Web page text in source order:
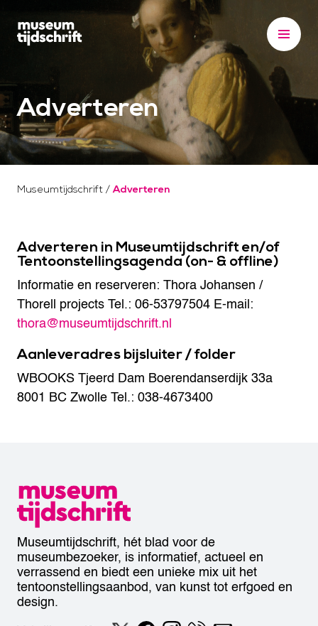
t
o
c
o
n
Adverteren
Museumtijdschrift /Adverteren
Adverteren in Museumtijdschrift en/of
Tentoonstellingsagenda (on- & offline)
Informatie en reserveren: Thora Johansen /
Thorell projectsTel.: 06-53797504 E-mail:
thora@museumtijdschrift.nl
Aanleveradres bijsluiter / folder
WBOOKSTjeerd Dam Boerendanserdijk 33a
8001 BC ZwolleTel.: 038-4673400
Museumtijdschrift, hét blad voor de
museumbezoeker, is informatief, actueel en
verrassend en biedt een unieke mix uit het
tentoonstellingsaanbod, van kunst tot erfgoed en
design.